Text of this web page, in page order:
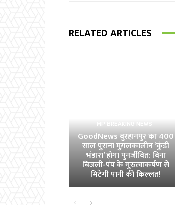
RELATED ARTICLES
MP BREAKING NEWS
GoodNews बुरहानपुर का 400
साल पुराना मुग़लकालीन ‘कुंडी
भंडारा’ होगा पुनर्जीवित: बिना
बिजली-पंप के गुरुत्वाकर्षण से
मिटेगी पानी की किल्लत!